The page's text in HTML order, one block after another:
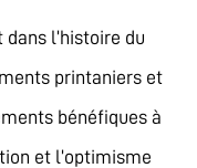
l’histoire du
printaniers et
bénéfiques à
et l’optimisme